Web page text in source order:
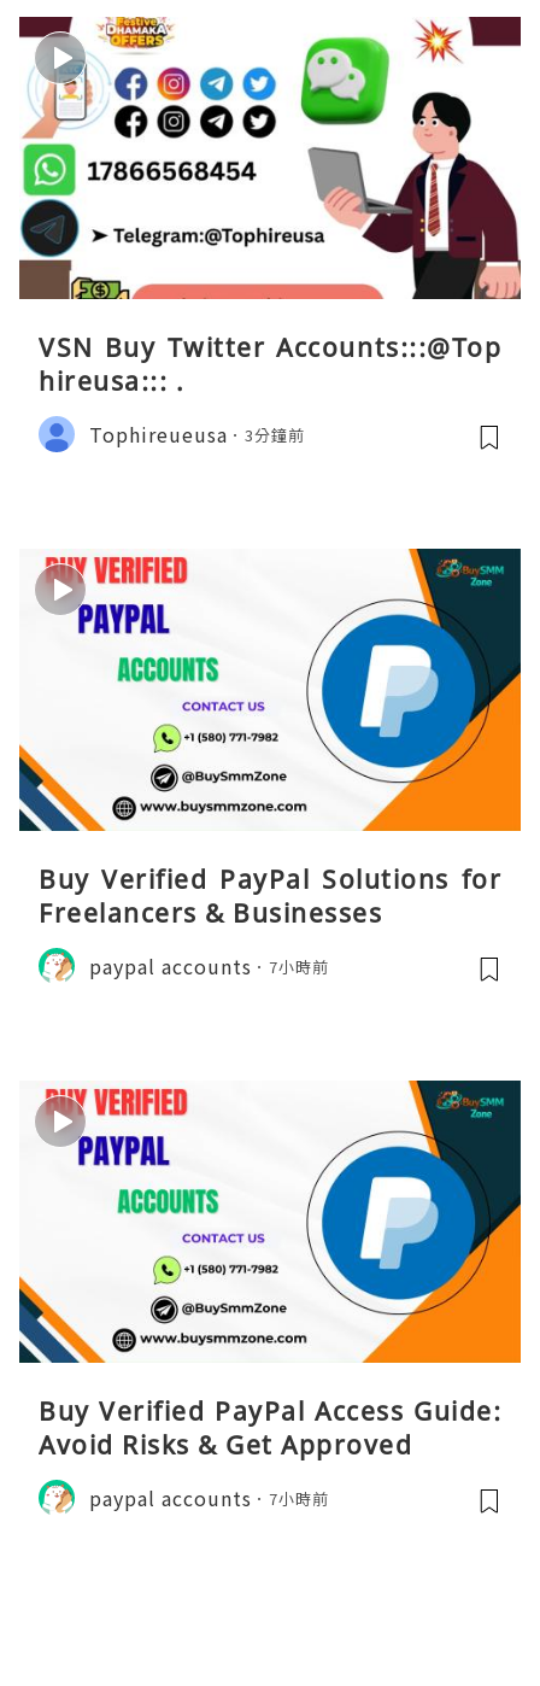
VSN Buy Twitter Accounts:::@Top
hireusa::: .
Tophireueusa 3分鐘前
Buy Verified PayPal Solutions for
Freelancers & Businesses
paypal accounts 7小時前
Buy Verified PayPal Access Guide:
Avoid Risks & Get Approved
paypal accounts 7小時前